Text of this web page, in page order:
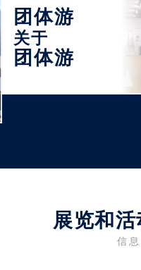
团体游
关于
团体游
展览和
信息